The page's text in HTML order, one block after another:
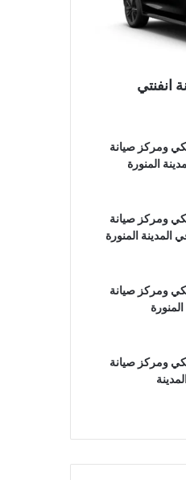
انفنتي
ومركز صيانة
المنورة
ومركز صيانة
المنورة
ومركز صيانة
المنورة
ومركز صيانة